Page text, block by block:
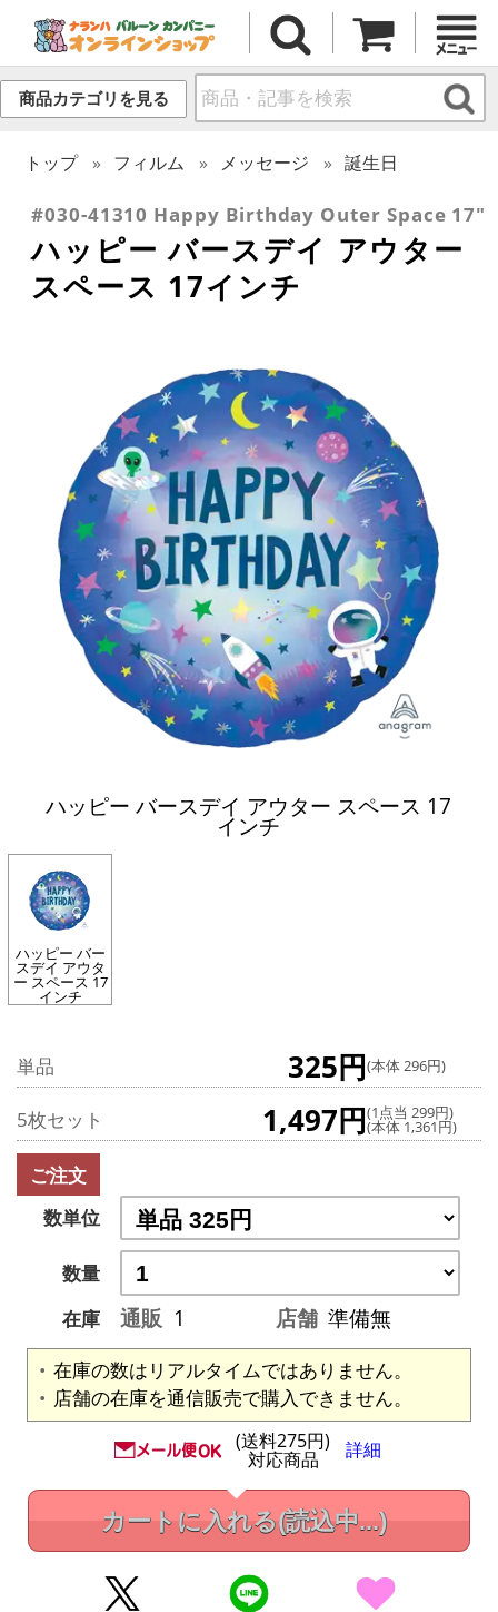
商品カテゴリを見る
トップ フィルム メッセージ 誕生日
#030-41310 Happy Birthday Outer Space 17"
ハッピー バースデイ アウター
スペース 17インチ
ハッピー バースデイ アウター スペース 17
インチ
ハッピー バー
スデイ アウタ
ー スペース 17
インチ
単品 325円(本体 296円)
5枚セット 1,497円(1点当 299円)
(本体 1,361円)
ご注文
数単位
数量
在庫
通販 1 店舗 準備無
在庫の数はリアルタイムではありません。
店舗の在庫を通信販売で購入できません。
(送料275円)
対応商品 詳細
カートに入れる(読込中...)